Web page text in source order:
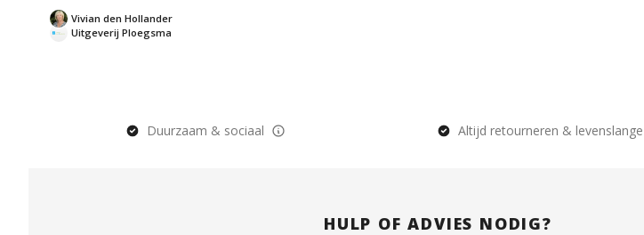
Uitgeverij Ploegsma
Vivian den Hollander
Duurzaam & sociaal Altijd retourneren &
HULP OF ADVIES NODIG?